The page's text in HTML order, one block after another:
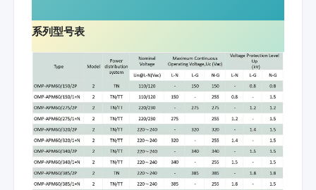
系列型号表